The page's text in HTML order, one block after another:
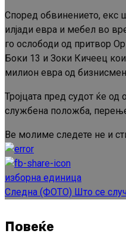
Според обвинението, екс
илјади евра и мебел во
го ослободи од притвор
Боки 13 и Зоки Кичеец
милион евра од
Тројцата пред судот ќе од
службена положба,
Ве молиме следете не и
Continue
Reading
изборна единица
Следна (ФОТО) Што се
Повеќе